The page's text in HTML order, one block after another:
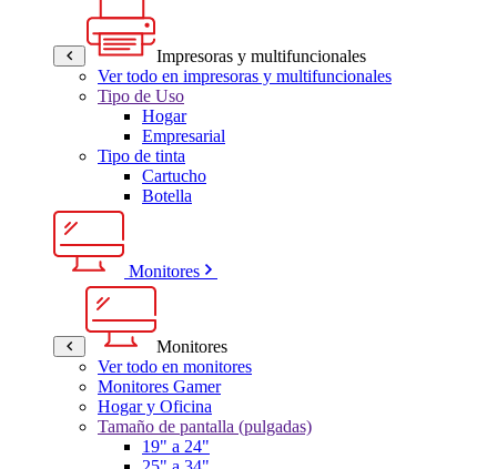
Impresoras y multifuncionales
Ver todo en impresoras y multifuncionales
Tipo de Uso
Hogar
Empresarial
Tipo de tinta
Cartucho
Botella
Monitores
Monitores
Ver todo en monitores
Monitores Gamer
Hogar y Oficina
Tamaño de pantalla (pulgadas)
19" a 24"